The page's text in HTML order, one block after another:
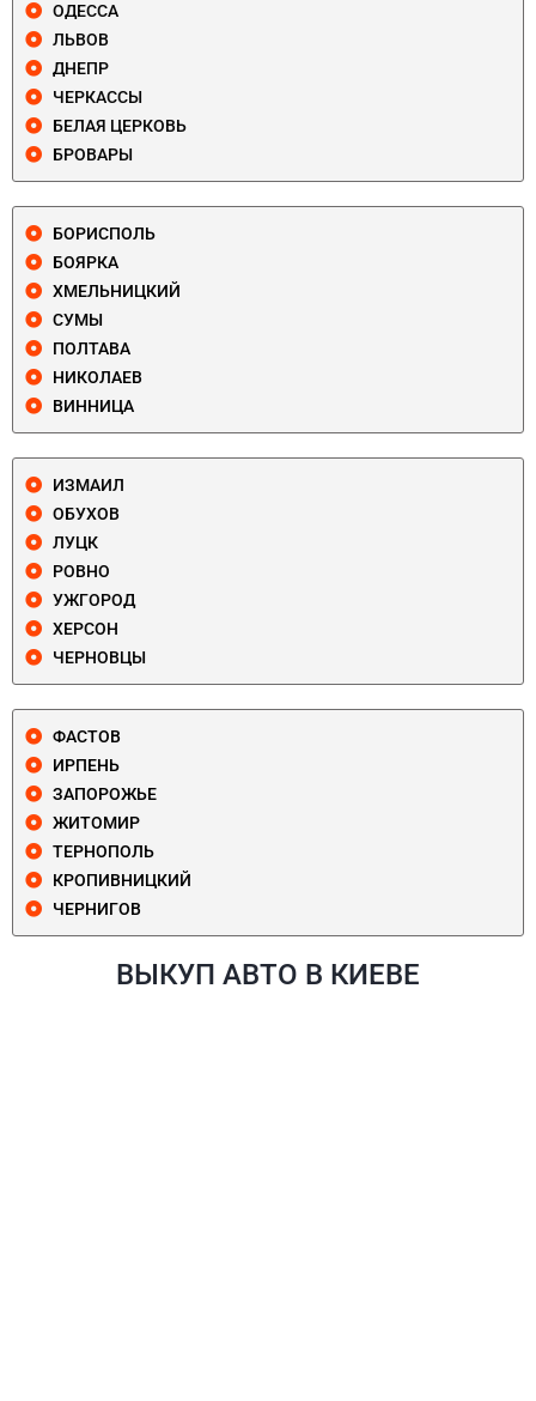
ОДЕССА
ЛЬВОВ
ДНЕПР
ЧЕРКАССЫ
БЕЛАЯ ЦЕРКОВЬ
БРОВАРЫ
БОРИСПОЛЬ
БОЯРКА
ХМЕЛЬНИЦКИЙ
СУМЫ
ПОЛТАВА
НИКОЛАЕВ
ВИННИЦА
ИЗМАИЛ
ОБУХОВ
ЛУЦК
РОВНО
УЖГОРОД
ХЕРСОН
ЧЕРНОВЦЫ
ФАСТОВ
ИРПЕНЬ
ЗАПОРОЖЬЕ
ЖИТОМИР
ТЕРНОПОЛЬ
КРОПИВНИЦКИЙ
ЧЕРНИГОВ
ВЫКУП АВТО В КИЕВЕ